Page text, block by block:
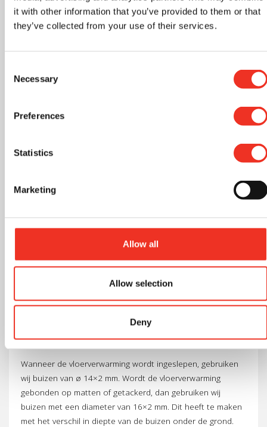
it with other information that you’ve provided to them or that
they’ve collected from your use of their services.
Selection
Necessary
Preferences
Statistics
Marketing
Allow all
Allow selection
Deny
Veelgestelde vragen
JK flextube Inverse Soft: Deze buis
JK flextube Inverse: Deze buis kan
tot 10 bar waterdruk aan.
Wanneer de vloerverwarming wordt ingeslepen, gebruiken
wij buizen van ø 14×2 mm. Wordt de vloerverwarming
gebonden op matten of getackerd, dan gebruiken wij
buizen met een diameter van 16×2 mm. Dit heeft te maken
met het verschil in diepte van de buizen onder de grond.